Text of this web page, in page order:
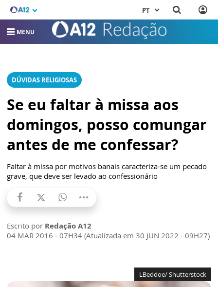
PT
MENU
DÚVIDAS RELIGIOSAS
Se eu faltar à missa aos
domingos, posso comungar
antes de me confessar?
Faltar à missa por motivos banais caracteriza-se um pecado
grave, que deve ser levado ao confessionário
Escrito por Redação A12
04 MAR 2016 - 07H34 (Atualizada em 30 JUN 2022 - 09H27)
LBeddoe/ Shutterstock